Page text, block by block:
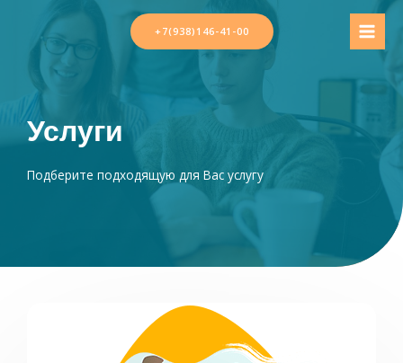
содержимому
+7(938)146-41-00
Услуги
Подберите подходящую для Вас услугу